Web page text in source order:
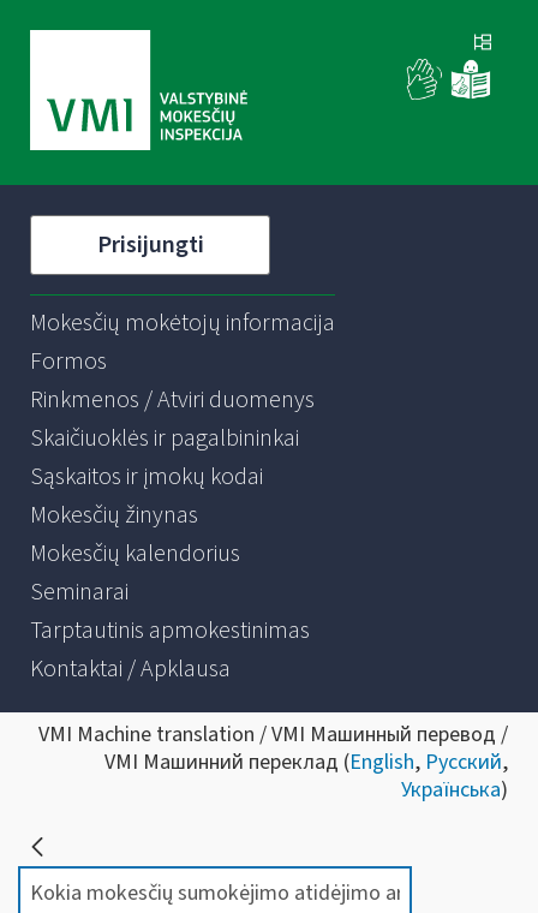
Prisijungti
Mokesčių mokėtojų informacija
Formos
Rinkmenos / Atviri duomenys
Skaičiuoklės ir pagalbininkai
Sąskaitos ir įmokų kodai
Mokesčių žinynas
Mokesčių kalendorius
Seminarai
Tarptautinis apmokestinimas
Kontaktai / Apklausa
VMI Machine translation / VMI Машинный перевод /
VMI Машинний переклад (English, Русский,
Українська)